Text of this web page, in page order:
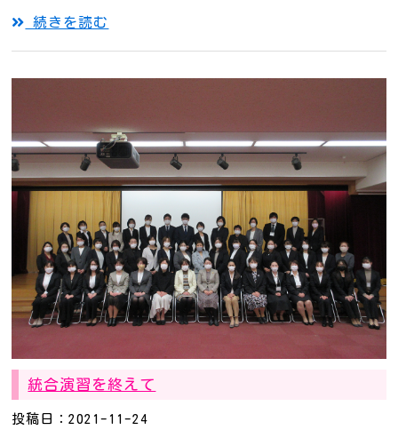
続きを読む
統合演習を終えて
投稿日：2021-11-24